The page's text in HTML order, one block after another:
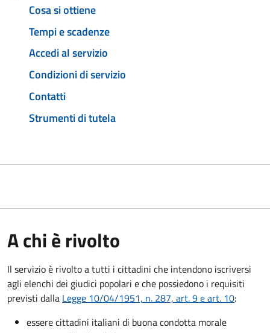
Cosa si ottiene
Tempi e scadenze
Accedi al servizio
Condizioni di servizio
Contatti
Strumenti di tutela
A chi è rivolto
Il servizio è rivolto a tutti i cittadini che intendono iscriversi
agli elenchi dei giudici popolari e che possiedono i requisiti
previsti dalla Legge 10/04/1951, n. 287, art. 9 e art. 10:
essere cittadini italiani di buona condotta morale